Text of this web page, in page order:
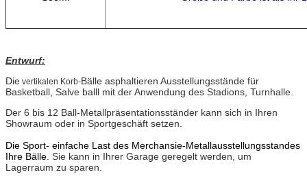
Entwurf:
Die vertikalen Korb-Bälle asphaltieren Ausstellungsstände für
Basketball, Salve balll mit der Anwendung des Stadions, Turnhalle.
Der 6 bis 12 Ball-Metallpräsentationsständer kann sich in Ihren
Showraum oder in Sportgeschäft setzen.
Die Sport- einfache Last des Merchansie-Metallausstellungsstandes
Ihre Bälle . Sie kann in Ihrer Garage geregelt werden, um
Lagerraum zu sparen.